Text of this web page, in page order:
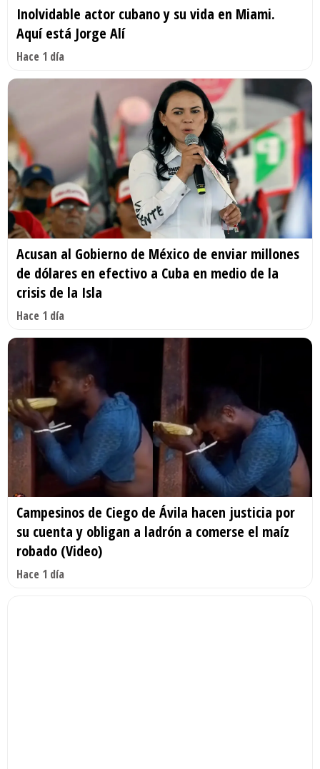
Inolvidable actor cubano y su vida en Miami.
Aquí está Jorge Alí
Hace 1 día
Acusan al Gobierno de México de enviar millones
de dólares en efectivo a Cuba en medio de la
crisis de la Isla
Hace 1 día
Campesinos de Ciego de Ávila hacen justicia por
su cuenta y obligan a ladrón a comerse el maíz
robado (Video)
Hace 1 día